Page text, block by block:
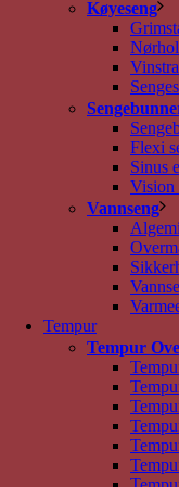
Køyeseng
Flexi
Sinus
Vision
Vannseng
Tempur
Tempur